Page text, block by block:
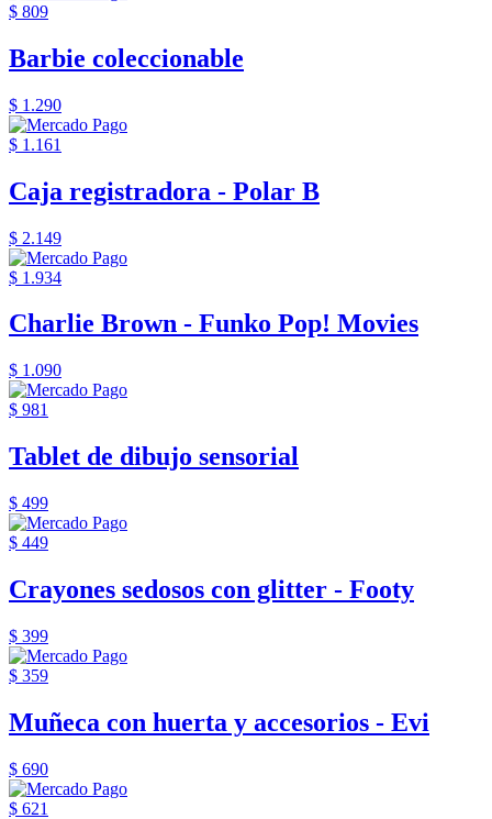
$ 809
Barbie coleccionable
$ 1.290
$ 1.161
Caja registradora - Polar B
$ 2.149
$ 1.934
Charlie Brown - Funko Pop! Movies
$ 1.090
$ 981
Tablet de dibujo sensorial
$ 499
$ 449
Crayones sedosos con glitter - Footy
$ 399
$ 359
Muñeca con huerta y accesorios - Evi
$ 690
$ 621